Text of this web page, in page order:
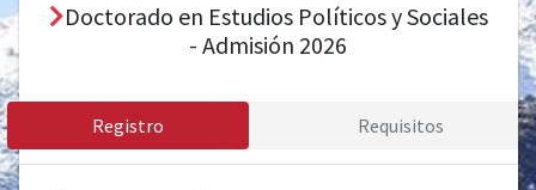
Doctorado en Estudios Políticos y Sociales
- Admisión 2026
Registro Requisitos